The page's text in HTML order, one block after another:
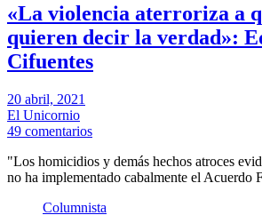
«La violencia aterroriza a
quieren decir la verdad»:
Cifuentes
20 abril, 2021
El Unicornio
49 comentarios
"Los homicidios y demás hechos atroces
no ha implementado cabalmente el Acuerdo
Columnista